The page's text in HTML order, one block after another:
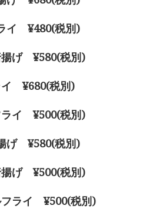
イ ¥480(税別)
揚げ ¥580(税別)
イ ¥680(税別)
ライ ¥500(税別)
げ ¥580(税別)
揚げ ¥500(税別)
フライ ¥500(税別)